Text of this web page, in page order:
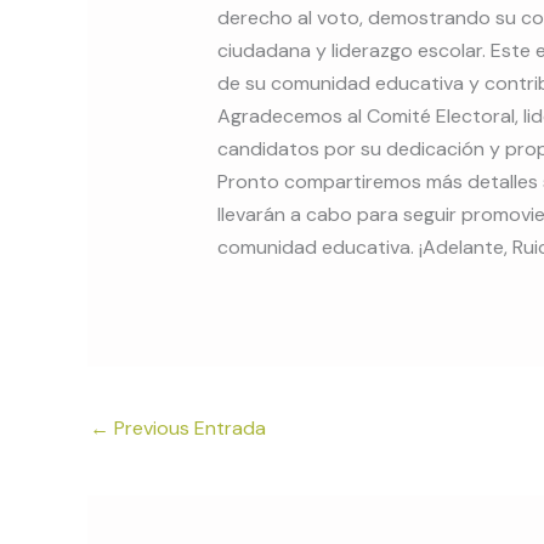
derecho al voto, demostrando su
ciudadana y liderazgo escolar.
de su comunidad educativa y
Agradecemos al Comité Electoral,
candidatos por su dedicación y
Pronto compartiremos más
llevarán a cabo para seguir
comunidad educativa. ¡Adelante,
← Previous Entrada